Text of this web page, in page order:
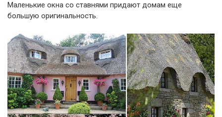
Маленькие окна со ставнями придают домам еще
большую оригинальность.